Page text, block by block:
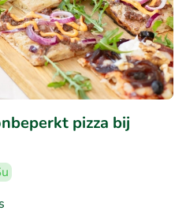
pizza bij